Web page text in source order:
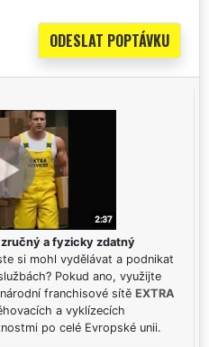
a fyzicky zdatný
si mohl vydělávat a podnikat
Pokud ano, využijte
franchisové sítě EXTRA
a vyklízecích
po celé Evropské unii.